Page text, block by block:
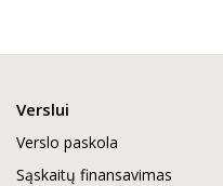
Verslui
Verslo paskola
Sąskaitų finansavimas